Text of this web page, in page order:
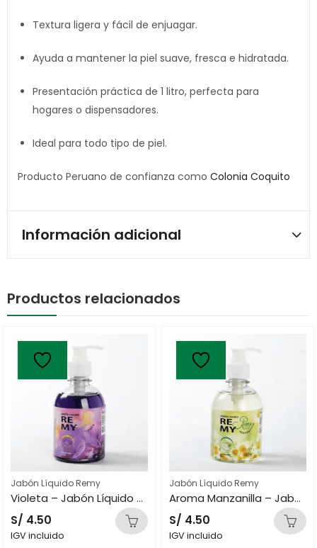
Textura ligera y fácil de enjuagar.
Ayuda a mantener la piel suave, fresca e hidratada.
Presentación práctica de 1 litro, perfecta para
hogares o dispensadores.
Ideal para todo tipo de piel.
Producto Peruano de confianza como Colonia Coquito
Información adicional
Productos relacionados
Jabón Líquido Remy
Violeta – Jabón Líquido Remy de 275 mL
S/ 4.50
IGV incluido
Jabón Líquido Remy
Aroma Manzanilla – Jabón Líquido Remy de 275 mL
S/ 4.50
IGV incluido